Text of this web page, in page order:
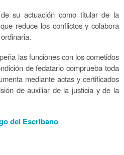
su actuación como titular de la
reduce los conflictos y colabora
las funciones con los cometidos
de fedatario comprueba toda
mediante actas y certificados
de auxiliar de la justicia y de la
del Escribano